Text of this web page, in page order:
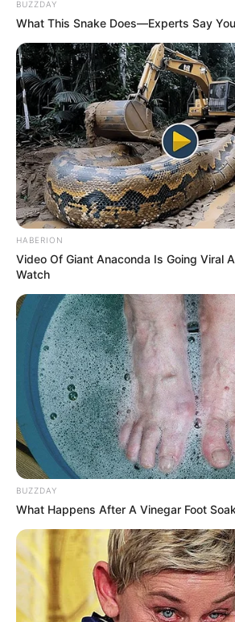
Schloss Lauterbach in
Eine aus einer mittelalterlichen
Zweiflügelanlage bei Olching.
ww.schloss-lauterbach.de.
Schloss Amerang bei
im Stil von Gotik und
700 Jahren in Familienbesitz,
inzwischen in der 23.
Familie von Crailsheim bietet
Museumsbesichtigungen an.
Wasserschloss Sandizellbei
Zusammen mit der
Peter (Asamkirche) bildet das
Grafen von Sandizell ein
Barockensemble. Das Schloss
Veranstaltungen und von
Voranmeldung besichtigt
unterwww.schloss-sandizell.com
Schloss Seefeld - Die am
Fünf-Seen-Land stehende
bedeutendste Bauwerk der
gehört auch heute noch den
Jettenbach, die hier eine
Gewerbetreibende geschaffen
Produktpalette hier besichtigt
Außerdem gibt es im Schloss
BUZZDAY
What This Snake Does—Experts Say
HABERION
Video Of Giant Anaconda Is Going Viral
Watch
BUZZDAY
What Happens After A Vinegar Foot